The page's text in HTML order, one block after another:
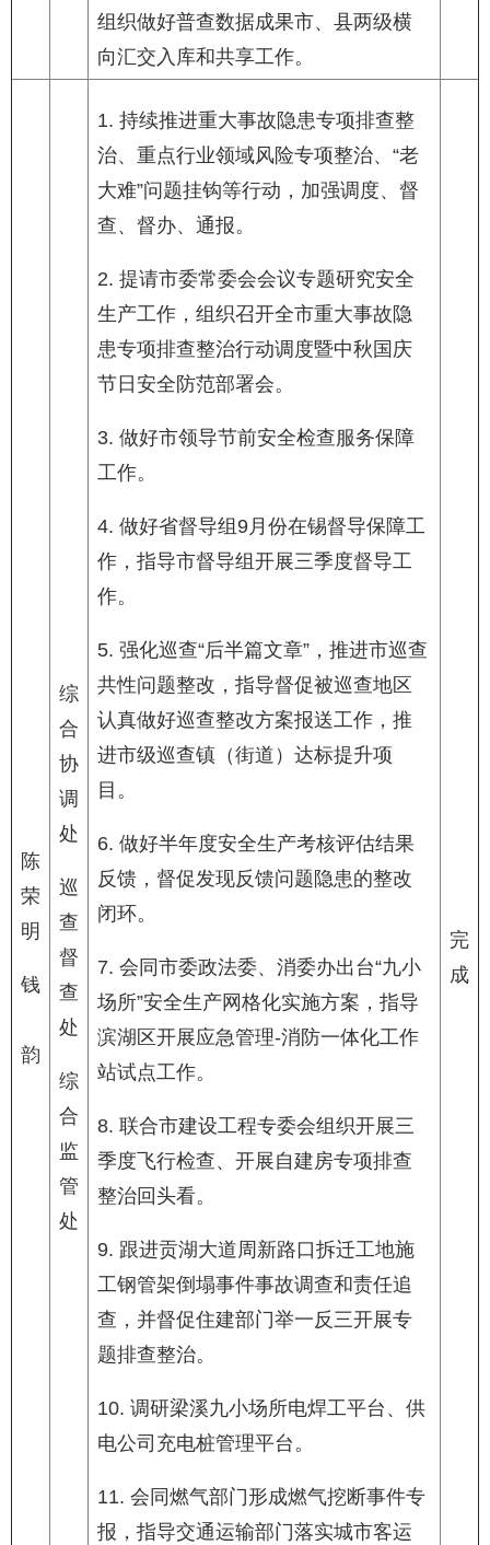
组织做好普查数据成果市、县两级横
向汇交入库和共享工作。
陈
荣
明
钱
韵
综
合
协
调
处
巡
查
督
查
处
综
合
监
管
处
1. 持续推进重大事故隐患专项排查整
治、重点行业领域风险专项整治、“老
大难”问题挂钩等行动，加强调度、督
查、督办、通报。
2. 提请市委常委会会议专题研究安全
生产工作，组织召开全市重大事故隐
患专项排查整治行动调度暨中秋国庆
节日安全防范部署会。
3. 做好市领导节前安全检查服务保障
工作。
4. 做好省督导组9月份在锡督导保障工
作，指导市督导组开展三季度督导工
作。
5. 强化巡查“后半篇文章”，推进市巡查
共性问题整改，指导督促被巡查地区
认真做好巡查整改方案报送工作，推
进市级巡查镇（街道）达标提升项
目。
6. 做好半年度安全生产考核评估结果
反馈，督促发现反馈问题隐患的整改
闭环。
7. 会同市委政法委、消委办出台“九小
场所”安全生产网格化实施方案，指导
滨湖区开展应急管理-消防一体化工作
站试点工作。
8. 联合市建设工程专委会组织开展三
季度飞行检查、开展自建房专项排查
整治回头看。
9. 跟进贡湖大道周新路口拆迁工地施
工钢管架倒塌事件事故调查和责任追
查，并督促住建部门举一反三开展专
题排查整治。
10. 调研梁溪九小场所电焊工平台、供
电公司充电桩管理平台。
11. 会同燃气部门形成燃气挖断事件专
报，指导交通运输部门落实城市客运
完
成